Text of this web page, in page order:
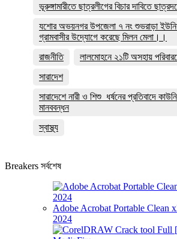
ভূরুঙ্গামারীতে ছাত্রলীগের বিচার দাবিতে
যশোর অভয়নগর উপজেলা ৭ নং শুভরাড়া
গ্রামবাসীর উদ্যোগে করেছে মিলন মেলা।।
রাজনীতি
লালমোহনে ২১টি অসহায়
সারাদেশ
সারাদেশে নারী ও শিশু ধর্ষনের প্রতিবাদে
মানববন্ধন
স্বাস্থ্য
Breakers সর্বশেষ
Adobe Acrobat Portable Clean
2024